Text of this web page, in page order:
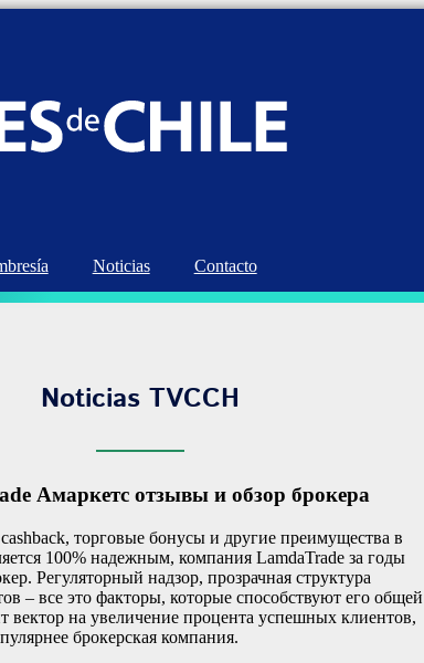
Noticias Contacto
Noticias TVCCH
Амаркетс отзывы и обзор брокера
торговые бонусы и другие преимущества в
100% надежным, компания LamdaTrade за годы
Регуляторный надзор, прозрачная структура
– все это факторы, которые способствуют его общей
на увеличение процента успешных клиентов,
брокерская компания.